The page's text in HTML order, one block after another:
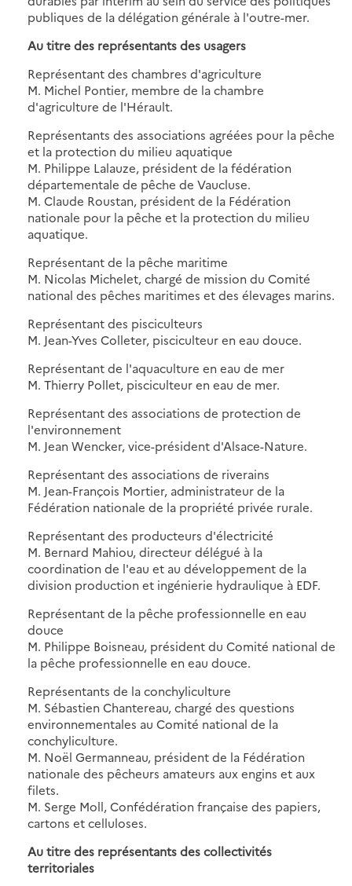
publiques de la délégation générale à l'outre-mer.
Au titre des représentants des usagers
Représentant des chambres d'agriculture
M. Michel Pontier, membre de la chambre
d'agriculture de l'Hérault.
Représentants des associations agréées pour la pêche
et la protection du milieu aquatique
M. Philippe Lalauze, président de la fédération
départementale de pêche de Vaucluse.
M. Claude Roustan, président de la Fédération
nationale pour la pêche et la protection du milieu
aquatique.
Représentant de la pêche maritime
M. Nicolas Michelet, chargé de mission du Comité
national des pêches maritimes et des élevages marins.
Représentant des pisciculteurs
M. Jean-Yves Colleter, pisciculteur en eau douce.
Représentant de l'aquaculture en eau de mer
M. Thierry Pollet, pisciculteur en eau de mer.
Représentant des associations de protection de
l'environnement
M. Jean Wencker, vice-président d'Alsace-Nature.
Représentant des associations de riverains
M. Jean-François Mortier, administrateur de la
Fédération nationale de la propriété privée rurale.
Représentant des producteurs d'électricité
M. Bernard Mahiou, directeur délégué à la
coordination de l'eau et au développement de la
division production et ingénierie hydraulique à EDF.
Représentant de la pêche professionnelle en eau
douce
M. Philippe Boisneau, président du Comité national de
la pêche professionnelle en eau douce.
Représentants de la conchyliculture
M. Sébastien Chantereau, chargé des questions
environnementales au Comité national de la
conchyliculture.
M. Noël Germanneau, président de la Fédération
nationale des pêcheurs amateurs aux engins et aux
filets.
M. Serge Moll, Confédération française des papiers,
cartons et celluloses.
Au titre des représentants des collectivités
territoriales